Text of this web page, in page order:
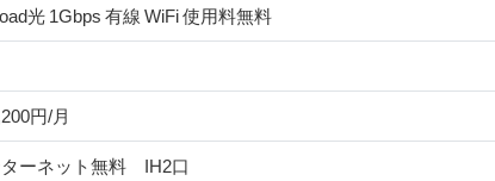
光 1Gbps 有線 WiFi 使用料無料
円/月
ーネット無料 IH2口